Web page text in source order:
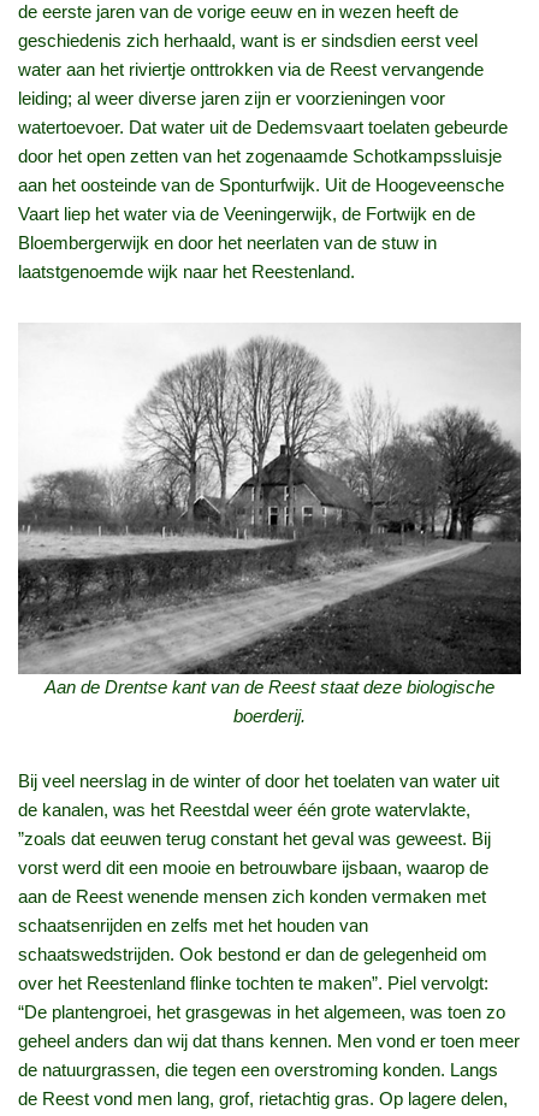
de eerste jaren van de vorige eeuw en in wezen heeft de
geschiedenis zich herhaald, want is er sindsdien eerst veel
water aan het riviertje onttrokken via de Reest vervangende
leiding; al weer diverse jaren zijn er voorzieningen voor
watertoevoer. Dat water uit de Dedemsvaart toelaten gebeurde
door het open zetten van het zogenaamde Schotkampssluisje
aan het oosteinde van de Sponturfwijk. Uit de Hoogeveensche
Vaart liep het water via de Veeningerwijk, de Fortwijk en de
Bloembergerwijk en door het neerlaten van de stuw in
laatstgenoemde wijk naar het Reestenland.
Aan de Drentse kant van de Reest staat deze biologische
boerderij.
Bij veel neerslag in de winter of door het toelaten van water uit
de kanalen, was het Reestdal weer één grote watervlakte,
”zoals dat eeuwen terug constant het geval was geweest. Bij
vorst werd dit een mooie en betrouwbare ijsbaan, waarop de
aan de Reest wenende mensen zich konden vermaken met
schaatsenrijden en zelfs met het houden van
schaatswedstrijden. Ook bestond er dan de gelegenheid om
over het Reestenland flinke tochten te maken”. Piel vervolgt:
“De plantengroei, het grasgewas in het algemeen, was toen zo
geheel anders dan wij dat thans kennen. Men vond er toen meer
de natuurgrassen, die tegen een overstroming konden. Langs
de Reest vond men lang, grof, rietachtig gras. Op lagere delen,